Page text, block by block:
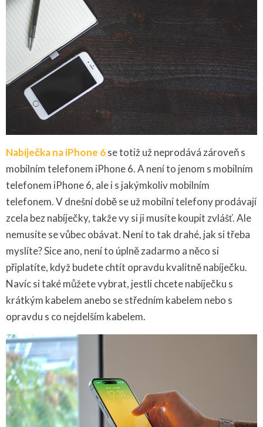
Nabíječka na iPhone 6se totiž už neprodává zároveň s
mobilním telefonem iPhone 6. A není to jenom s mobilním
telefonem iPhone 6, ale i s jakýmkoliv mobilním
telefonem. V dnešní době se už mobilní telefony prodávají
zcela bez nabíječky, takže vy si ji musíte koupit zvlášť. Ale
nemusíte se vůbec obávat. Není to tak drahé, jak si třeba
myslíte? Sice ano, není to úplně zadarmo a něco si
připlatíte, když budete chtít opravdu kvalitně nabíječku.
Navíc si také můžete vybrat, jestli chcete nabíječku s
krátkým kabelem anebo se středním kabelem nebo s
opravdu s co nejdelším kabelem.